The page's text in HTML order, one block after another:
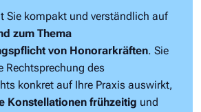
Sie kompakt und verständlich auf
zum Thema
von Honorarkräften. Sie
Rechtsprechung des
konkret auf Ihre Praxis auswirkt,
Konstellationen frühzeitig und